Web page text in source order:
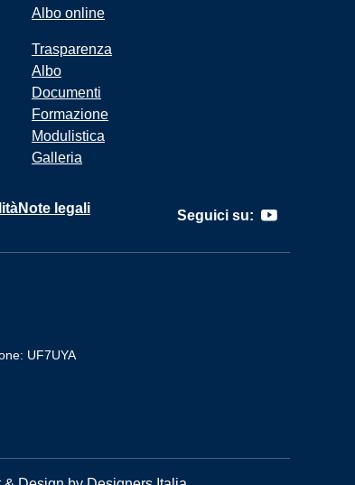
Albo online
Trasparenza
Albo
Documenti
Formazione
Modulistica
Galleria
Note legali Seguici su:
UF7UYA